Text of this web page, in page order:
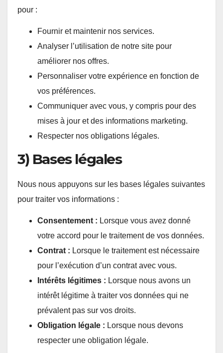
pour :
Fournir et maintenir nos services.
Analyser l’utilisation de notre site pour
améliorer nos offres.
Personnaliser votre expérience en fonction de
vos préférences.
Communiquer avec vous, y compris pour des
mises à jour et des informations marketing.
Respecter nos obligations légales.
3) Bases légales
Nous nous appuyons sur les bases légales suivantes
pour traiter vos informations :
Consentement : Lorsque vous avez donné
votre accord pour le traitement de vos données.
Contrat : Lorsque le traitement est nécessaire
pour l’exécution d’un contrat avec vous.
Intérêts légitimes : Lorsque nous avons un
intérêt légitime à traiter vos données qui ne
prévalent pas sur vos droits.
Obligation légale : Lorsque nous devons
respecter une obligation légale.